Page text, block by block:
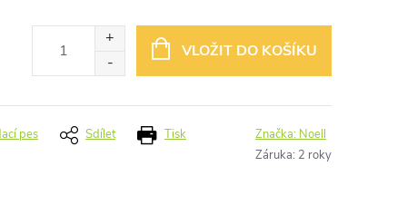
VLOŽIT DO KOŠÍKU
Tisk
pes Sdílet Značka: Noell
Záruka: 2 roky